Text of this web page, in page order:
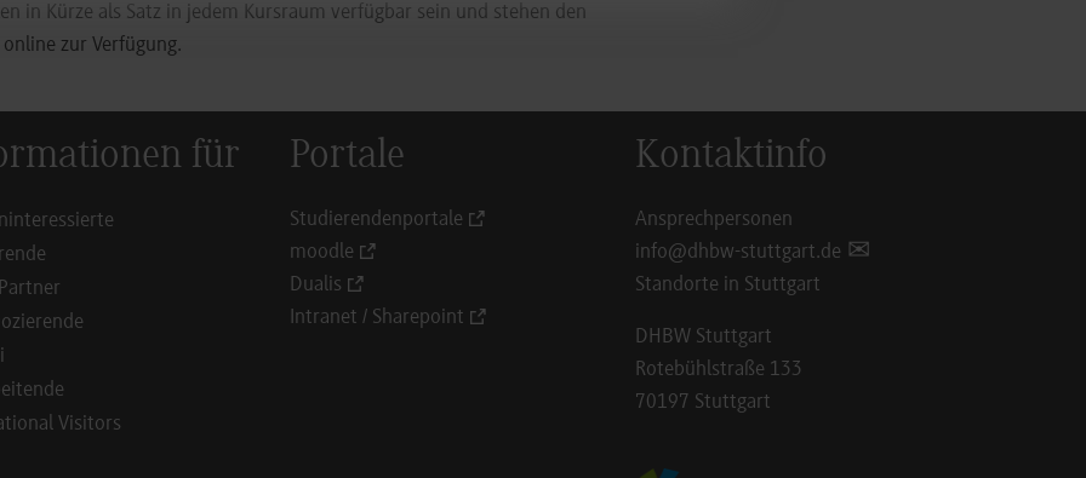
in Kürze als Satz in jedem Kursraum verfügbar sein und stehen den
zur Verfügung.
für
Visitors
Portale
Studierendenportale
moodle
Dualis
Intranet / Sharepoint
Kontaktinfo
Ansprechpersonen
info@dhbw-stuttgart.de
Standorte in Stuttgart
DHBW Stuttgart
Rotebühlstraße 133
70197 Stuttgart